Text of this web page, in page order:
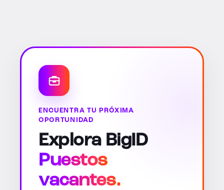
ENCUENTRA TU PRÓXIMA
OPORTUNIDAD
Explora BigID
Puestos
vacantes.